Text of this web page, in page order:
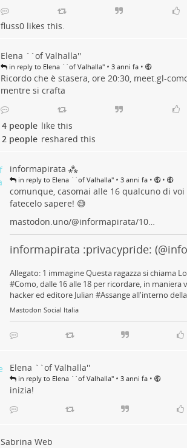
fluss0likes this.
Elena ``of Valhalla''
in reply to Elena ``of Valhalla'' • 3 anni fa •
Ricordo che è stasera, ore 20:30, meet.gl-
mentre si crafta
4 people like this
2 people reshared this
informapirata ⁂
in reply to Elena ``of Valhalla'' • 3 anni fa • •
comunque, casomai alle 16 qualcuno di
fatecelo sapere! 😅
mastodon.uno/@informapirata/10…
informapirata :privacypride:
Allegato: 1 immagine Questa ragazza si chiama
#Como, dalle 16 alle 18 per ricordare, in maniera
hacker ed editore Julian #Assange all'interno
Mastodon Social Italia
Elena ``of Valhalla''
in reply to Elena ``of Valhalla'' • 3 anni fa •
inizia!
Sabrina Web